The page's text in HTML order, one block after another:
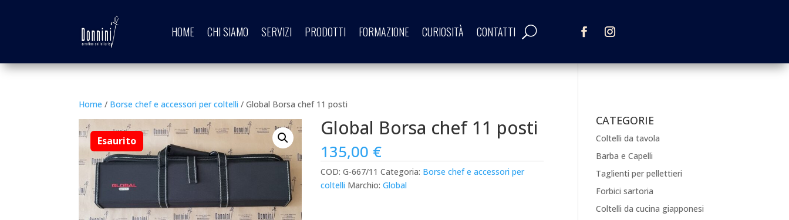
HOME CHI SIAMO SERVIZI PRODOTTI FORMAZIONE CURIOSITÀ CONTATTI
Home / Borse chef e accessori per coltelli / Global Borsa chef 11 posti
Global Borsa chef 11 posti
135,00 €
COD:G-667/11 Categoria: Borse chef e accessori per
coltelli Marchio:Global
CATEGORIE
Coltelli da tavola
Barba e Capelli
Taglienti per pellettieri
Forbici sartoria
Coltelli da cucina giapponesi